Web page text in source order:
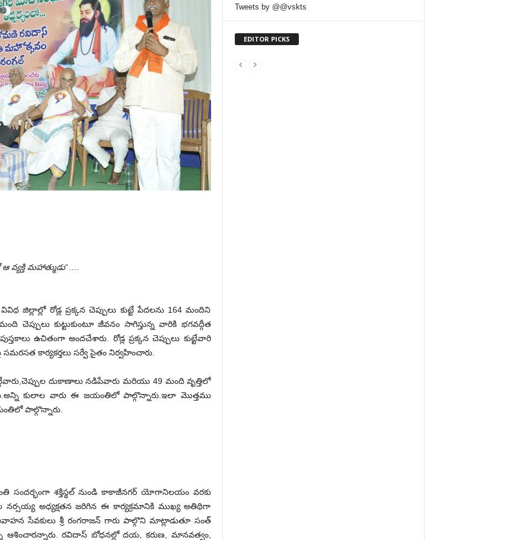
వ్యక్తి మహాత్ముడు“….
రోడ్ల ప్రక్కన చెప్పులు కుట్టే పేదలను 164 మందిని
చెప్పులు కుట్టుకుంటూ జీవనం సాగిస్తున్న వారికి భగవద్గీత
ఉచితంగా అందచేశారు. రోడ్ల ప్రక్కన చెప్పులు కుట్టేవారి
కార్యకర్తలు సర్వే సైతం నిర్వహించారు.
దుకాణాలు నడిపేవారు మరియు 49 మంది వృత్తిలో
కులాల వారు ఈ జయంతిలో పాల్గొన్నారు.ఇలా మొత్తము
పాల్గొన్నారు.
సందర్భంగా శక్తిస్థల్ నుండి కాకాజీనగర్ యోగానిలయం వరకు
నర్సయ్య అధ్యక్షతన జరిగిన ఈ కార్యక్రమానికి ముఖ్య అతిథిగా
సేవకులు శ్రీ రంగరాజన్ గారు పాల్గొని మాట్లాడుతూ సంత్
ఆశించారన్నారు. రవిదాస్ బోధనల్లో దయ, కరుణ, మానవత్వం,
Tweets by @@vskts
EDITOR PICKS